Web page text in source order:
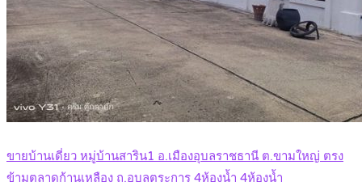
ขายบ้านเดี่ยว หมู่บ้านสาริน1 อ.เมืองอุบลราชธานี ต.ขามใหญ่ ตรง
ข้ามตลาดก้านเหลือง ถ.อุบลตระการ 4ห้องน้ำ 4ห้องน้ำ